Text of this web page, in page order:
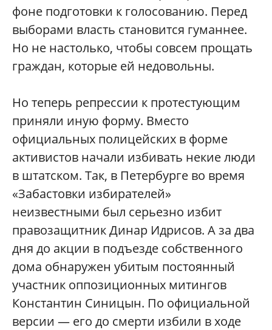
фоне подготовки к голосованию. Перед
выборами власть становится гуманнее.
Но не настолько, чтобы совсем прощать
граждан, которые ей недовольны.
Но теперь репрессии к протестующим
приняли иную форму. Вместо
официальных полицейских в форме
активистов начали избивать некие люди
в штатском. Так, в Петербурге во время
«Забастовки избирателей»
неизвестными был серьезно избит
правозащитник Динар Идрисов. А за два
дня до акции в подъезде собственного
дома обнаружен убитым постоянный
участник оппозиционных митингов
Константин Синицын. По официальной
версии — его до смерти избили в ходе